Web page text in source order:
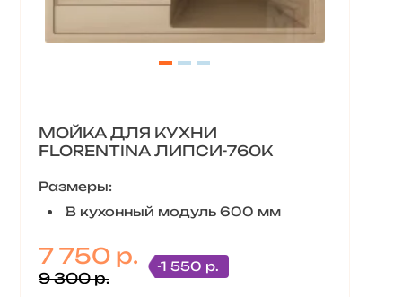
МОЙКА ДЛЯ КУХНИ
FLORENTINA ЛИПСИ-760К
Размеры:
В кухонный модуль 600 мм
7 750 р.
9 300 р.
-1 550 р.